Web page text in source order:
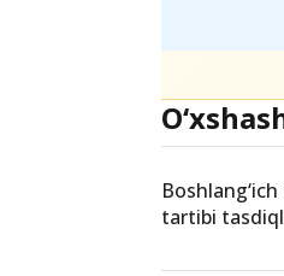
Teglar